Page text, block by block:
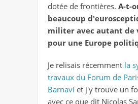
dotée de frontières. A-t-
beaucoup
militer avec autant de
pour une Europe
Je relisais récemment la
travaux du Forum de
Barnavi et j'y trouve un
avec ce que dit Nicolas